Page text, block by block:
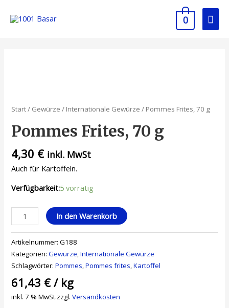
0
Start/ Gewürze / Internationale Gewürze / Pommes Frites, 70 g
Pommes Frites, 70 g
4,30 € inkl. MwSt
Auch für Kartoffeln.
Verfügbarkeit:5 vorrätig
In den Warenkorb
Artikelnummer:G188
Kategorien:Gewürze,Internationale Gewürze
Schlagwörter:Pommes,Pommes frites,Kartoffel
61,43 €/ kg
inkl. 7 % MwSt.zzgl.Versandkosten